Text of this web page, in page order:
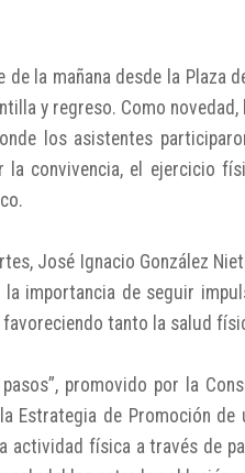
la mañana desde la Plaza
y regreso. Como
los asistentes
la convivencia, el ejercicio
José Ignacio González
importancia de seguir
tanto la salud
promovido por la
Estrategia de Promoción de
actividad física a través de